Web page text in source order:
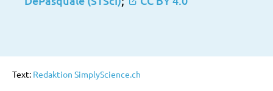
Text: Redaktion SimplyScience.ch